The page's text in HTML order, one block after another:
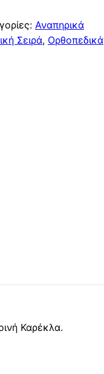
Αναπηρικά
Σειρά, Ορθοπεδικά
Καρέκλα.